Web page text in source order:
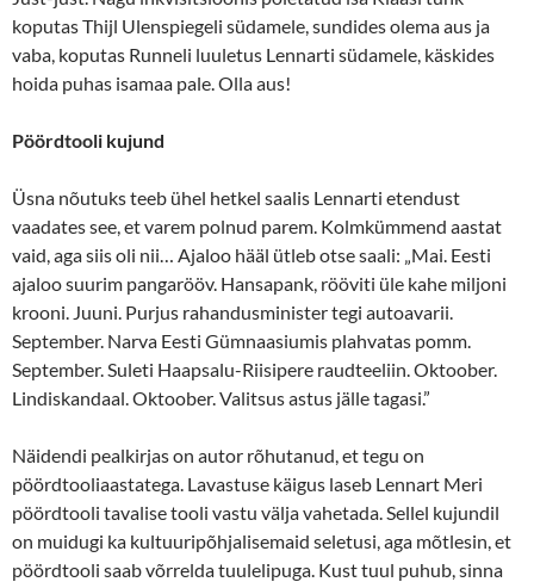
koputas Thijl Ulenspiegeli südamele, sundides olema aus ja
vaba, koputas Runneli luuletus Lennarti südamele, käskides
hoida puhas isamaa pale. Olla aus!
Pöördtooli kujund
Üsna nõutuks teeb ühel hetkel saalis Lennarti etendust
vaadates see, et varem polnud parem. Kolmkümmend aastat
vaid, aga siis oli nii… Ajaloo hääl ütleb otse saali: „Mai. Eesti
ajaloo suurim pangarööv. Hansapank, rööviti üle kahe miljoni
krooni. Juuni. Purjus rahandusminister tegi autoavarii.
September. Narva Eesti Gümnaasiumis plahvatas pomm.
September. Suleti Haapsalu-Riisipere raudteeliin. Oktoober.
Lindiskandaal. Oktoober. Valitsus astus jälle tagasi.”
Näidendi pealkirjas on autor rõhutanud, et tegu on
pöördtooliaastatega. Lavastuse käigus laseb Lennart Meri
pöördtooli tavalise tooli vastu välja vahetada. Sellel kujundil
on muidugi ka kultuuripõhjalisemaid seletusi, aga mõtlesin, et
pöördtooli saab võrrelda tuulelipuga. Kust tuul puhub, sinna